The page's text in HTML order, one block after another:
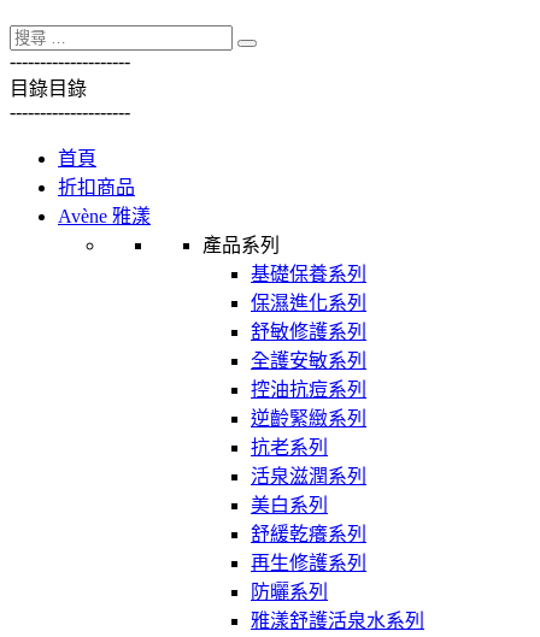
--------------------
目錄目錄
--------------------
首頁
折扣商品
Avène 雅漾
產品系列
基礎保養系列
保濕進化系列
舒敏修護系列
全護安敏系列
控油抗痘系列
逆齡緊緻系列
抗老系列
活泉滋潤系列
美白系列
舒緩乾癢系列
再生修護系列
防曬系列
雅漾舒護活泉水系列